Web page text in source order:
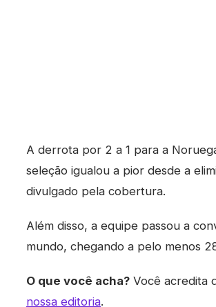
A derrota por 2 a 1 para a
seleção igualou a pior desde a
divulgado pela cobertura.
Além disso, a equipe passou a
mundo, chegando a pelo menos
O que você acha? Você acredita
nossa editoria.